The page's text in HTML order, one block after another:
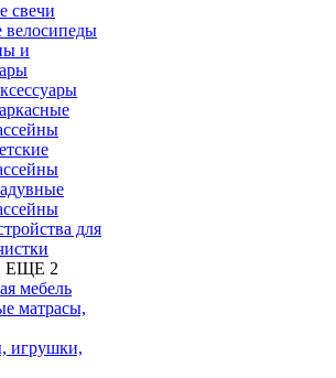
свечи
и
для
ЕЩЕ 2
мебель
матрасы,
игрушки,